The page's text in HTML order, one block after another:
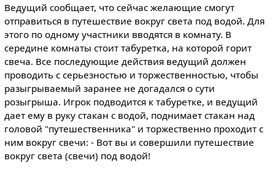
Ведущий сообщает, что сейчас желающие смогут
отправиться в путешествие вокруг света под водой. Для
этого по одному участники вводятся в комнату. В
середине комнаты стоит табуретка, на которой горит
свеча. Все последующие действия ведущий должен
проводить с серьезностью и торжественностью, чтобы
разыгрываемый заранее не догадался о сути
розыгрыша. Игрок подводится к табуретке, и ведущий
дает ему в руку стакан с водой, поднимает стакан над
головой "путешественника" и торжественно проходит с
ним вокруг свечи: - Вот вы и совершили путешествие
вокруг света (свечи) под водой!